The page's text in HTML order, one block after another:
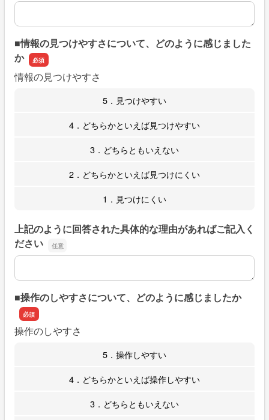
上記のように回答された具体的な理由があればご記入くだ
■情報の見つけやすさについて、どのように感じました
か
情報の見つけやすさ
5．見つけやすい
4．どちらかといえば見つけやすい
3．どちらともいえない
2．どちらかといえば見つけにくい
1．見つけにくい
上記のように回答された具体的な理由があればご記入く
ださい
上記のように回答された具体的な理由があればご記入くだ
■操作のしやすさについて、どのように感じましたか
操作のしやすさ
5．操作しやすい
4．どちらかといえば操作しやすい
3．どちらともいえない